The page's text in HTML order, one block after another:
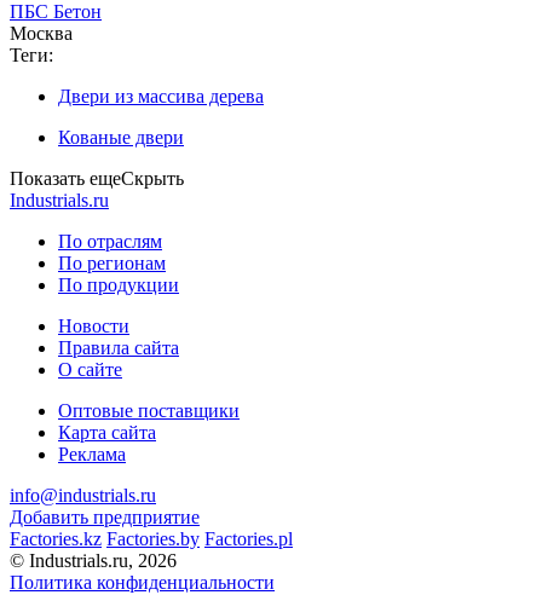
ПБС Бетон
Москва
Теги:
Двери из массива дерева
Кованые двери
Показать ещеСкрыть
Industrials.ru
По отраслям
По регионам
По продукции
Новости
Правила сайта
О сайте
Оптовые поставщики
Карта сайта
Реклама
info@industrials.ru
Добавить предприятие
Factories.kz Factories.by Factories.pl
© Industrials.ru, 2026
Политика конфиденциальности